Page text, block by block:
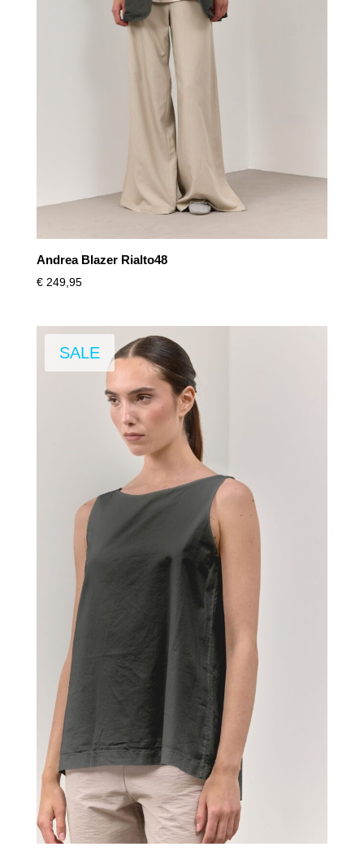
Andrea Blazer Rialto48
€249,95
SALE